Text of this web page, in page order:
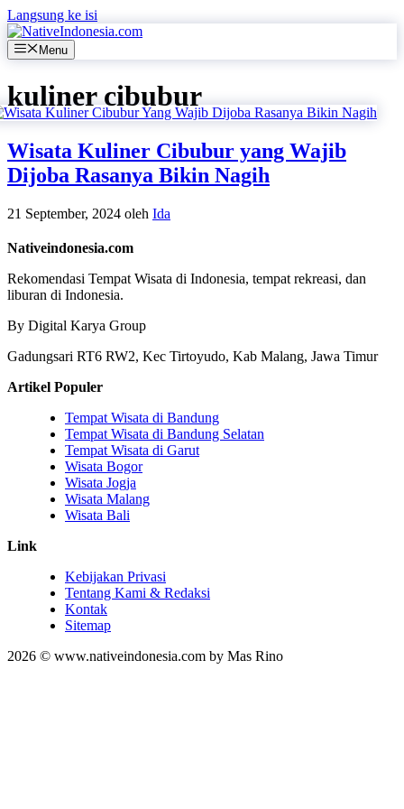
Langsung ke isi
Menu
kuliner cibubur
Wisata Kuliner Cibubur yang Wajib
Dijoba Rasanya Bikin Nagih
21 September, 2024 oleh Ida
Nativeindonesia.com
Rekomendasi Tempat Wisata di Indonesia, tempat rekreasi, dan
liburan di Indonesia.
By Digital Karya Group
Gadungsari RT6 RW2, Kec Tirtoyudo, Kab Malang, Jawa Timur
Artikel Populer
Tempat Wisata di Bandung
Tempat Wisata di Bandung Selatan
Tempat Wisata di Garut
Wisata Bogor
Wisata Jogja
Wisata Malang
Wisata Bali
Link
Kebijakan Privasi
Tentang Kami & Redaksi
Kontak
Sitemap
2026 © www.nativeindonesia.com by Mas Rino